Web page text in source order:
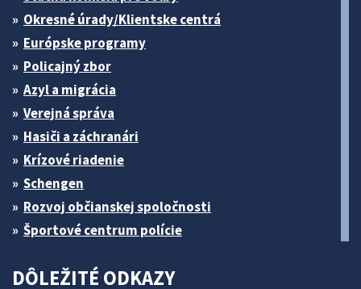
Okresné úrady/Klientske centrá
Európske programy
Policajný zbor
Azyl a migrácia
Verejná správa
Hasiči a záchranári
Krízové riadenie
Schengen
Rozvoj občianskej spoločnosti
Športové centrum polície
DÔLEŽITÉ ODKAZY